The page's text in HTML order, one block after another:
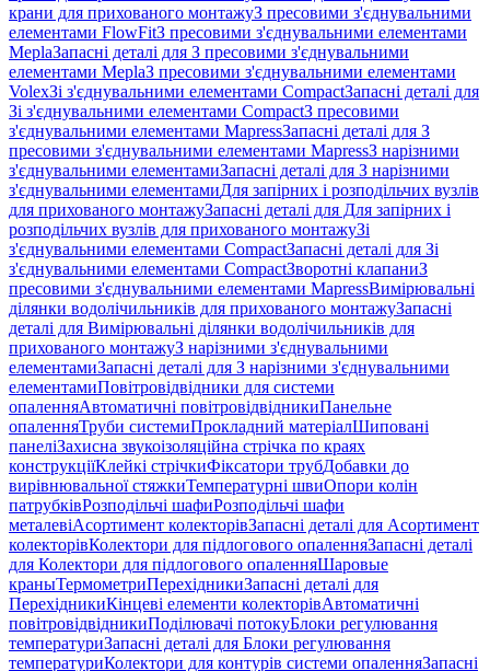
крани для прихованого монтажуЗ пресовими з'єднувальними
елементами FlowFitЗ пресовими з'єднувальними елементами
MeplaЗапасні деталі для З пресовими з'єднувальними
елементами MeplaЗ пресовими з'єднувальними елементами
VolexЗі з'єднувальними елементами CompactЗапасні деталі для
Зі з'єднувальними елементами CompactЗ пресовими
з'єднувальними елементами MapressЗапасні деталі для З
пресовими з'єднувальними елементами MapressЗ нарізними
з'єднувальними елементамиЗапасні деталі для З нарізними
з'єднувальними елементамиДля запірних і розподільчих вузлів
для прихованого монтажуЗапасні деталі для Для запірних і
розподільчих вузлів для прихованого монтажуЗі
з'єднувальними елементами CompactЗапасні деталі для Зі
з'єднувальними елементами CompactЗворотні клапаниЗ
пресовими з'єднувальними елементами MapressВимірювальні
ділянки водолічильників для прихованого монтажуЗапасні
деталі для Вимірювальні ділянки водолічильників для
прихованого монтажуЗ нарізними з'єднувальними
елементамиЗапасні деталі для З нарізними з'єднувальними
елементамиПовітровідвідники для системи
опаленняАвтоматичні повітровідвідникиПанельне
опаленняТруби системиПрокладний матеріалШиповані
панеліЗахисна звукоізоляційна стрічка по краях
конструкціїКлейкі стрічкиФіксатори трубДобавки до
вирівнювальної стяжкиТемпературні швиОпори колін
патрубківРозподільчі шафиРозподільчі шафи
металевіАсортимент колекторівЗапасні деталі для Асортимент
колекторівКолектори для підлогового опаленняЗапасні деталі
для Колектори для підлогового опаленняШаровые
краныТермометриПерехідникиЗапасні деталі для
ПерехідникиКінцеві елементи колекторівАвтоматичні
повітровідвідникиПоділювачі потокуБлоки регулювання
температуриЗапасні деталі для Блоки регулювання
температуриКолектори для контурів системи опаленняЗапасні